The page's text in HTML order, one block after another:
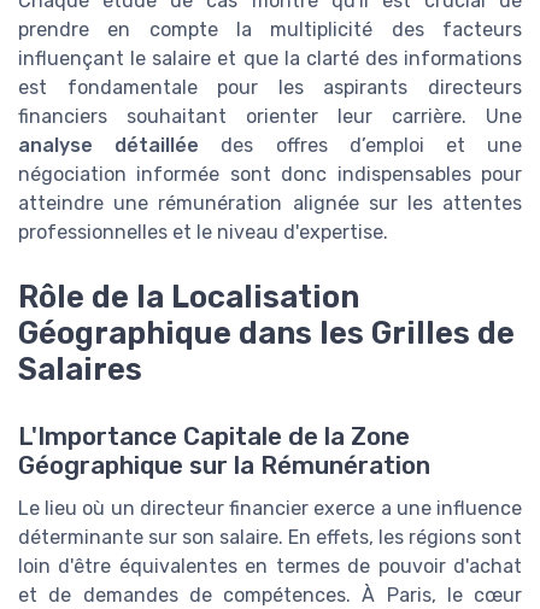
prendre en compte la multiplicité des facteurs
influençant le salaire et que la clarté des informations
est fondamentale pour les aspirants directeurs
financiers souhaitant orienter leur carrière. Une
analyse détaillée des offres d’emploi et une
négociation informée sont donc indispensables pour
atteindre une rémunération alignée sur les attentes
professionnelles et le niveau d'expertise.
Rôle de la Localisation
Géographique dans les Grilles de
Salaires
L'Importance Capitale de la Zone
Géographique sur la Rémunération
Le lieu où un directeur financier exerce a une influence
déterminante sur son salaire. En effets, les régions sont
loin d'être équivalentes en termes de pouvoir d'achat
et de demandes de compétences. À Paris, le cœur